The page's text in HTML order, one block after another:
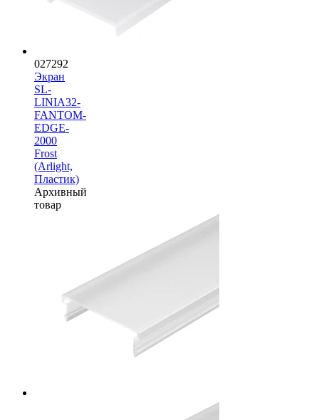
027292
Экран
SL-
LINIA32-
FANTOM-
EDGE-
2000
Frost
(Arlight,
Пластик)
Архивный
товар